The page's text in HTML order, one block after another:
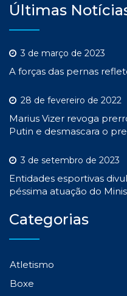
Últimas
3 de março de 2023
A forças das pernas
28 de fevereiro de 2022
Marius Vizer revoga
Putin e desmascara o
3 de setembro de 2023
Entidades esportivas
péssima atuação do
Categorias
Atletismo
Boxe